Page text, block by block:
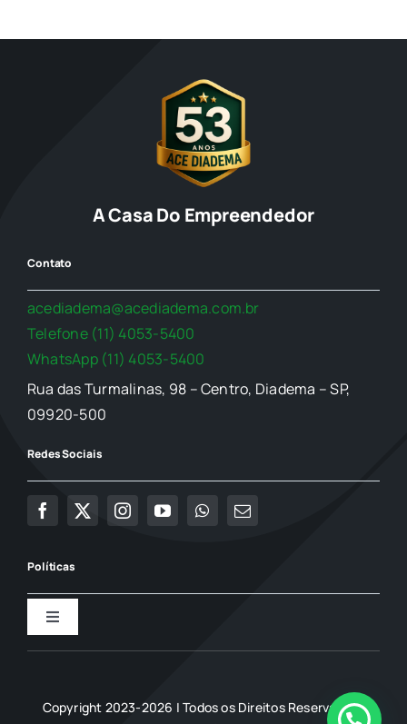
A Casa Do Empreendedor
Contato
acediadema@acediadema.com.br
Telefone (11) 4053-5400
WhatsApp (11) 4053-5400
Rua das Turmalinas, 98 – Centro, Diadema – SP,
09920-500
Redes Sociais
Políticas
Toggle
Navigation
Copyright 2023-2026 | Todos os Direitos Reservados |